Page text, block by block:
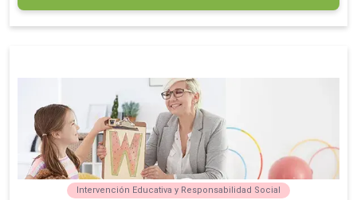
Intervención Educativa y Responsabilidad Social